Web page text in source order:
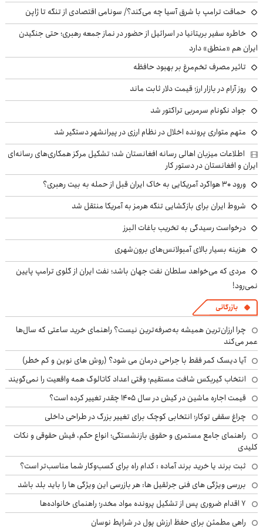
حماقت ترامپ با شرق آسیا چه می‌کند؟/ سونامی اقتصادی از تنگه تا ژاپن
خاطره سفیر بریتانیا در اسرائیل از حضور در نماز جمعه رهبری؛ حتی جنگیدن
ایران هم «منطق» دارد
تاثیر مصرف تخم‌مرغ بر بهبود حافظه
روز آرام در بازار ارز؛ قیمت دلار ثابت ماند
جواد نکونام سرمربی تراکتور شد
متهم متواری پرونده اخلال در نظام ارزی در پیرانشهر دستگیر شد
اطلاعات میزبان اهالی رسانه افغانستان شد؛ تشکیل مرکز همکاری‌های رسانه‌ای
ایران و افغانستان در دستور کار
ورود ۳۰ هواگرد آمریکایی به خاک ایران قبل از حمله به بیت رهبری؟
شروط ایران برای بازگشایی تنگه هرمز به آمریکا منتقل شد
درخواست رسیدگی به تخریب باغات البرز
هزینه بسیار بالای آمبولانس‌های برون‌شهری
مردی که می‌خواهد سلطان نفت جهان باشد؛ نفت ایران از گلوی ترامپ پایین
نمی‌رود!
بازرگانی
چرا ارزان‌ترین همیشه به‌صرفه‌ترین نیست؟ راهنمای خرید ساعتی که سال‌ها
عمر می‌کند
آیا دیسک کمر فقط با جراحی درمان می شود؟ (روش های نوین و کم خطر)
انتخاب گیربکس شافت مستقیم؛ وقتی اعداد کاتالوگ همه واقعیت را نمی‌گویند
قیمت اجاره ماشین در کیش در سال ۱۴۰۵ چقدر تغییر کرده است؟
چراغ سقفی توکار؛ انتخابی کوچک برای تغییر بزرگ در طراحی داخلی
راهنمای جامع مستمری و حقوق بازنشستگی؛ انواع حکم، فیش حقوقی و نکات
کلیدی
ثبت برند یا خرید برند آماده : کدام راه برای کسب‌وکار شما مناسب‌تر است؟
بررسی ویژگی های فنی جرثقیل ها: هر بازرسی این ویژگی ها را باید بلد باشد
۷ اقدام ضروری پس از تشکیل پرونده مواد مخدر؛ راهنمای خانواده‌ها
راهی مطمئن برای حفظ ارزش پول در شرایط نوسان